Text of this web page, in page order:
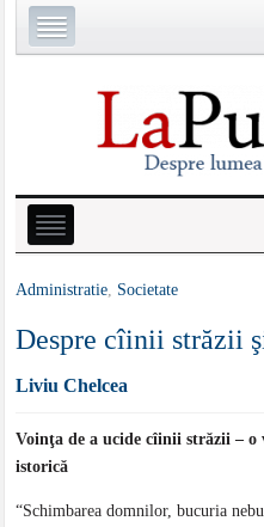
Administratie Societate
Despre cîinii străzii
Liviu Chelcea
Voinţa de a ucide cîinii străzii –
istorică
“Schimbarea domnilor, bucuria